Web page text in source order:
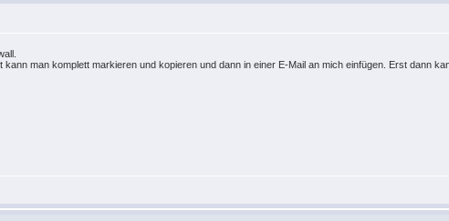
man komplett markieren und kopieren und dann in einer E-Mail an mich einfügen. Erst dann